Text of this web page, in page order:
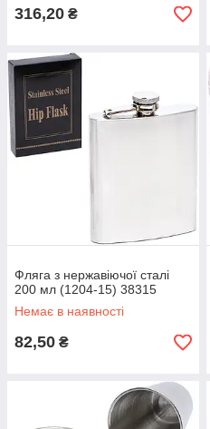
316,20 ₴
Фляга з нержавіючої сталі
200 мл (1204-15) 38315
Немає в наявності
82,50 ₴